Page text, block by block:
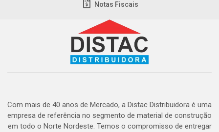
Notas Fiscais
Com mais de 40 anos de Mercado, a Distac Distribuidora é uma
empresa de referência no segmento de material de construção
em todo o Norte Nordeste. Temos o compromisso de entregar